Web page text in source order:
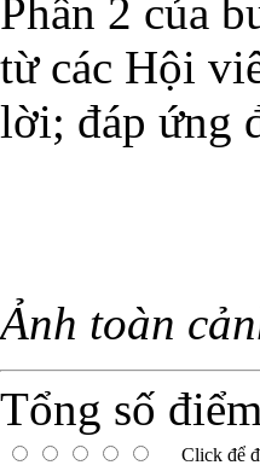
Phần 2 của
từ các Hội
lời; đáp ứng
Ảnh toàn
Tổng số
Click để